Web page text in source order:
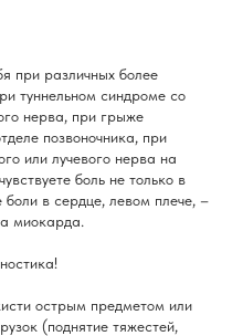
при различных более
туннельном синдроме со
нерва, при грыже
позвоночника, при
или лучевого нерва на
боль не только в
боли в сердце, левом плече, –
миокарда.
острым предметом или
(поднятие тяжестей,